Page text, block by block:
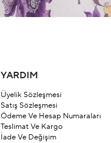
YARDIM
Üyelik Sözleşmesi
Satış Sözleşmesi
Ödeme Ve Hesap Numaraları
Teslimat Ve Kargo
İade Ve Değişim